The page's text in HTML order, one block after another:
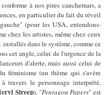
à nos pires cauchemars, a
en particulier du fait du réveil
(pour les USA, entendons-
chez les artistes, même chez ceux
dans le système, comme ce
cet angle, celui de l'urgence de la
d'alerte, mais aussi celui de
féminisme (un thème qui s'avère
travers le personnage interprété,
Streep), "Pentagon Papers" est